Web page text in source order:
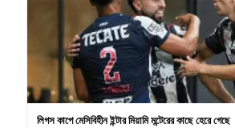
লিগস কাপে মেসিবিহীন ইন্টার মিয়ামি মন্টেরের কাছে হেরে গেছে